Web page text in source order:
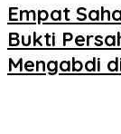
Empat
Bukti
Mengabdi